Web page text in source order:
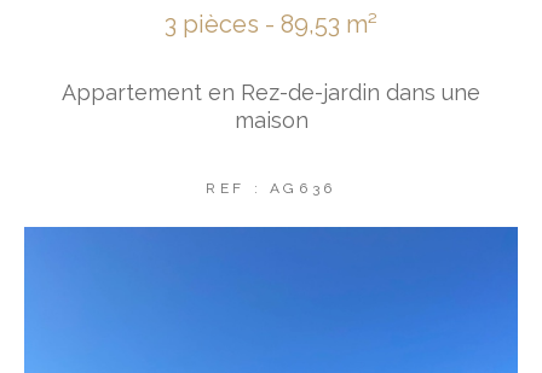
3 pièces - 89,53 m²
Appartement en Rez-de-jardin dans une
maison
REF : AG636